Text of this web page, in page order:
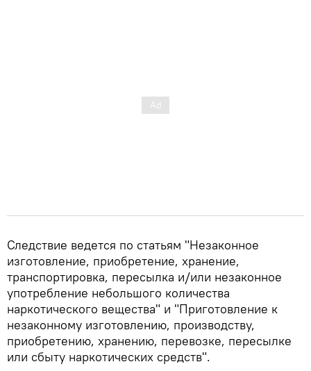
Следствие ведется по статьям "Незаконное
изготовление, приобретение, хранение,
транспортировка, пересылка и/или незаконное
употребление небольшого количества
наркотического вещества" и "Приготовление к
незаконному изготовлению, производству,
приобретению, хранению, перевозке, пересылке
или сбыту наркотических средств".